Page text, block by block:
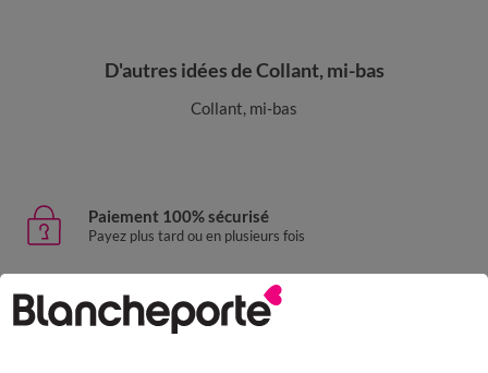
D'autres idées de Collant, mi-bas
Collant, mi-bas
Paiement 100% sécurisé
Payez plus tard ou en plusieurs fois
Livraison express
domicile, relais, consignes automatiques